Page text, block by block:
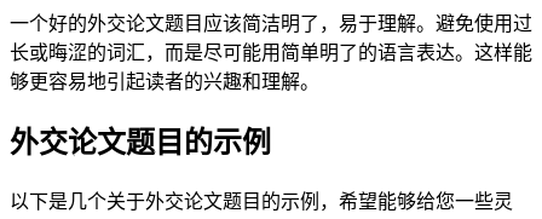
一个好的外交论文题目应该简洁明了，易于理解。避免使用过
长或晦涩的词汇，而是尽可能用简单明了的语言表达。这样能
够更容易地引起读者的兴趣和理解。
外交论文题目的示例
以下是几个关于外交论文题目的示例，希望能够给您一些灵